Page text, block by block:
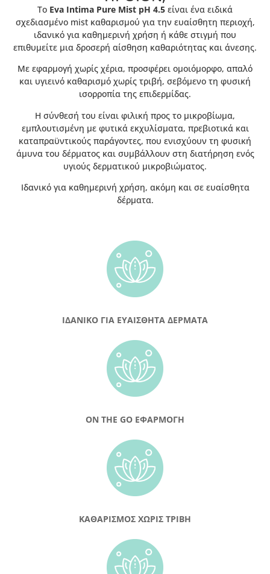
Το Eva Intima Pure Mist pH 4.5 είναι ένα ειδικά
σχεδιασμένο mist καθαρισμού για την ευαίσθητη περιοχή,
ιδανικό για καθημερινή χρήση ή κάθε στιγμή που
επιθυμείτε μια δροσερή αίσθηση καθαριότητας και άνεσης.
Με εφαρμογή χωρίς χέρια, προσφέρει ομοιόμορφο, απαλό
και υγιεινό καθαρισμό χωρίς τριβή, σεβόμενο τη φυσική
ισορροπία της επιδερμίδας.
Η σύνθεσή του είναι φιλική προς το μικροβίωμα,
εμπλουτισμένη με φυτικά εκχυλίσματα, πρεβιοτικά και
καταπραϋντικούς παράγοντες, που ενισχύουν τη φυσική
άμυνα του δέρματος και συμβάλλουν στη διατήρηση ενός
υγιούς δερματικού μικροβιώματος.
Ιδανικό για καθημερινή χρήση, ακόμη και σε ευαίσθητα
δέρματα.
ΙΔΑΝΙΚΟ ΓΙΑ ΕΥΑΙΣΘΗΤΑ ΔΕΡΜΑΤΑ
ON THE GO ΕΦΑΡΜΟΓΗ
ΚΑΘΑΡΙΣΜΟΣ ΧΩΡΙΣ ΤΡΙΒΗ